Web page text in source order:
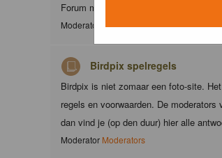
Forum met nieuwsberichten over Birdpix
Moderator Moderators
Birdpix spelregels
Birdpix is niet zomaar een foto-site.
regels en voorwaarden. De
dan vind je (op den duur) hier alle
Moderator Moderators